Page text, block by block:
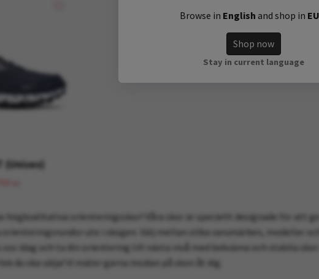
(Unisex)
högkvalitativa orienteringsskor! Våra skor är speciellt designade för att
ute i skogen. Välj mellan olika varumärken, modeller
oss idag och ta din orientering till nästa nivå med bekväma och stabila
du ska välja! Vi mäter gärna insidan på skon åt dig.
Browse in English and shop in
Shop now
Stay in current language